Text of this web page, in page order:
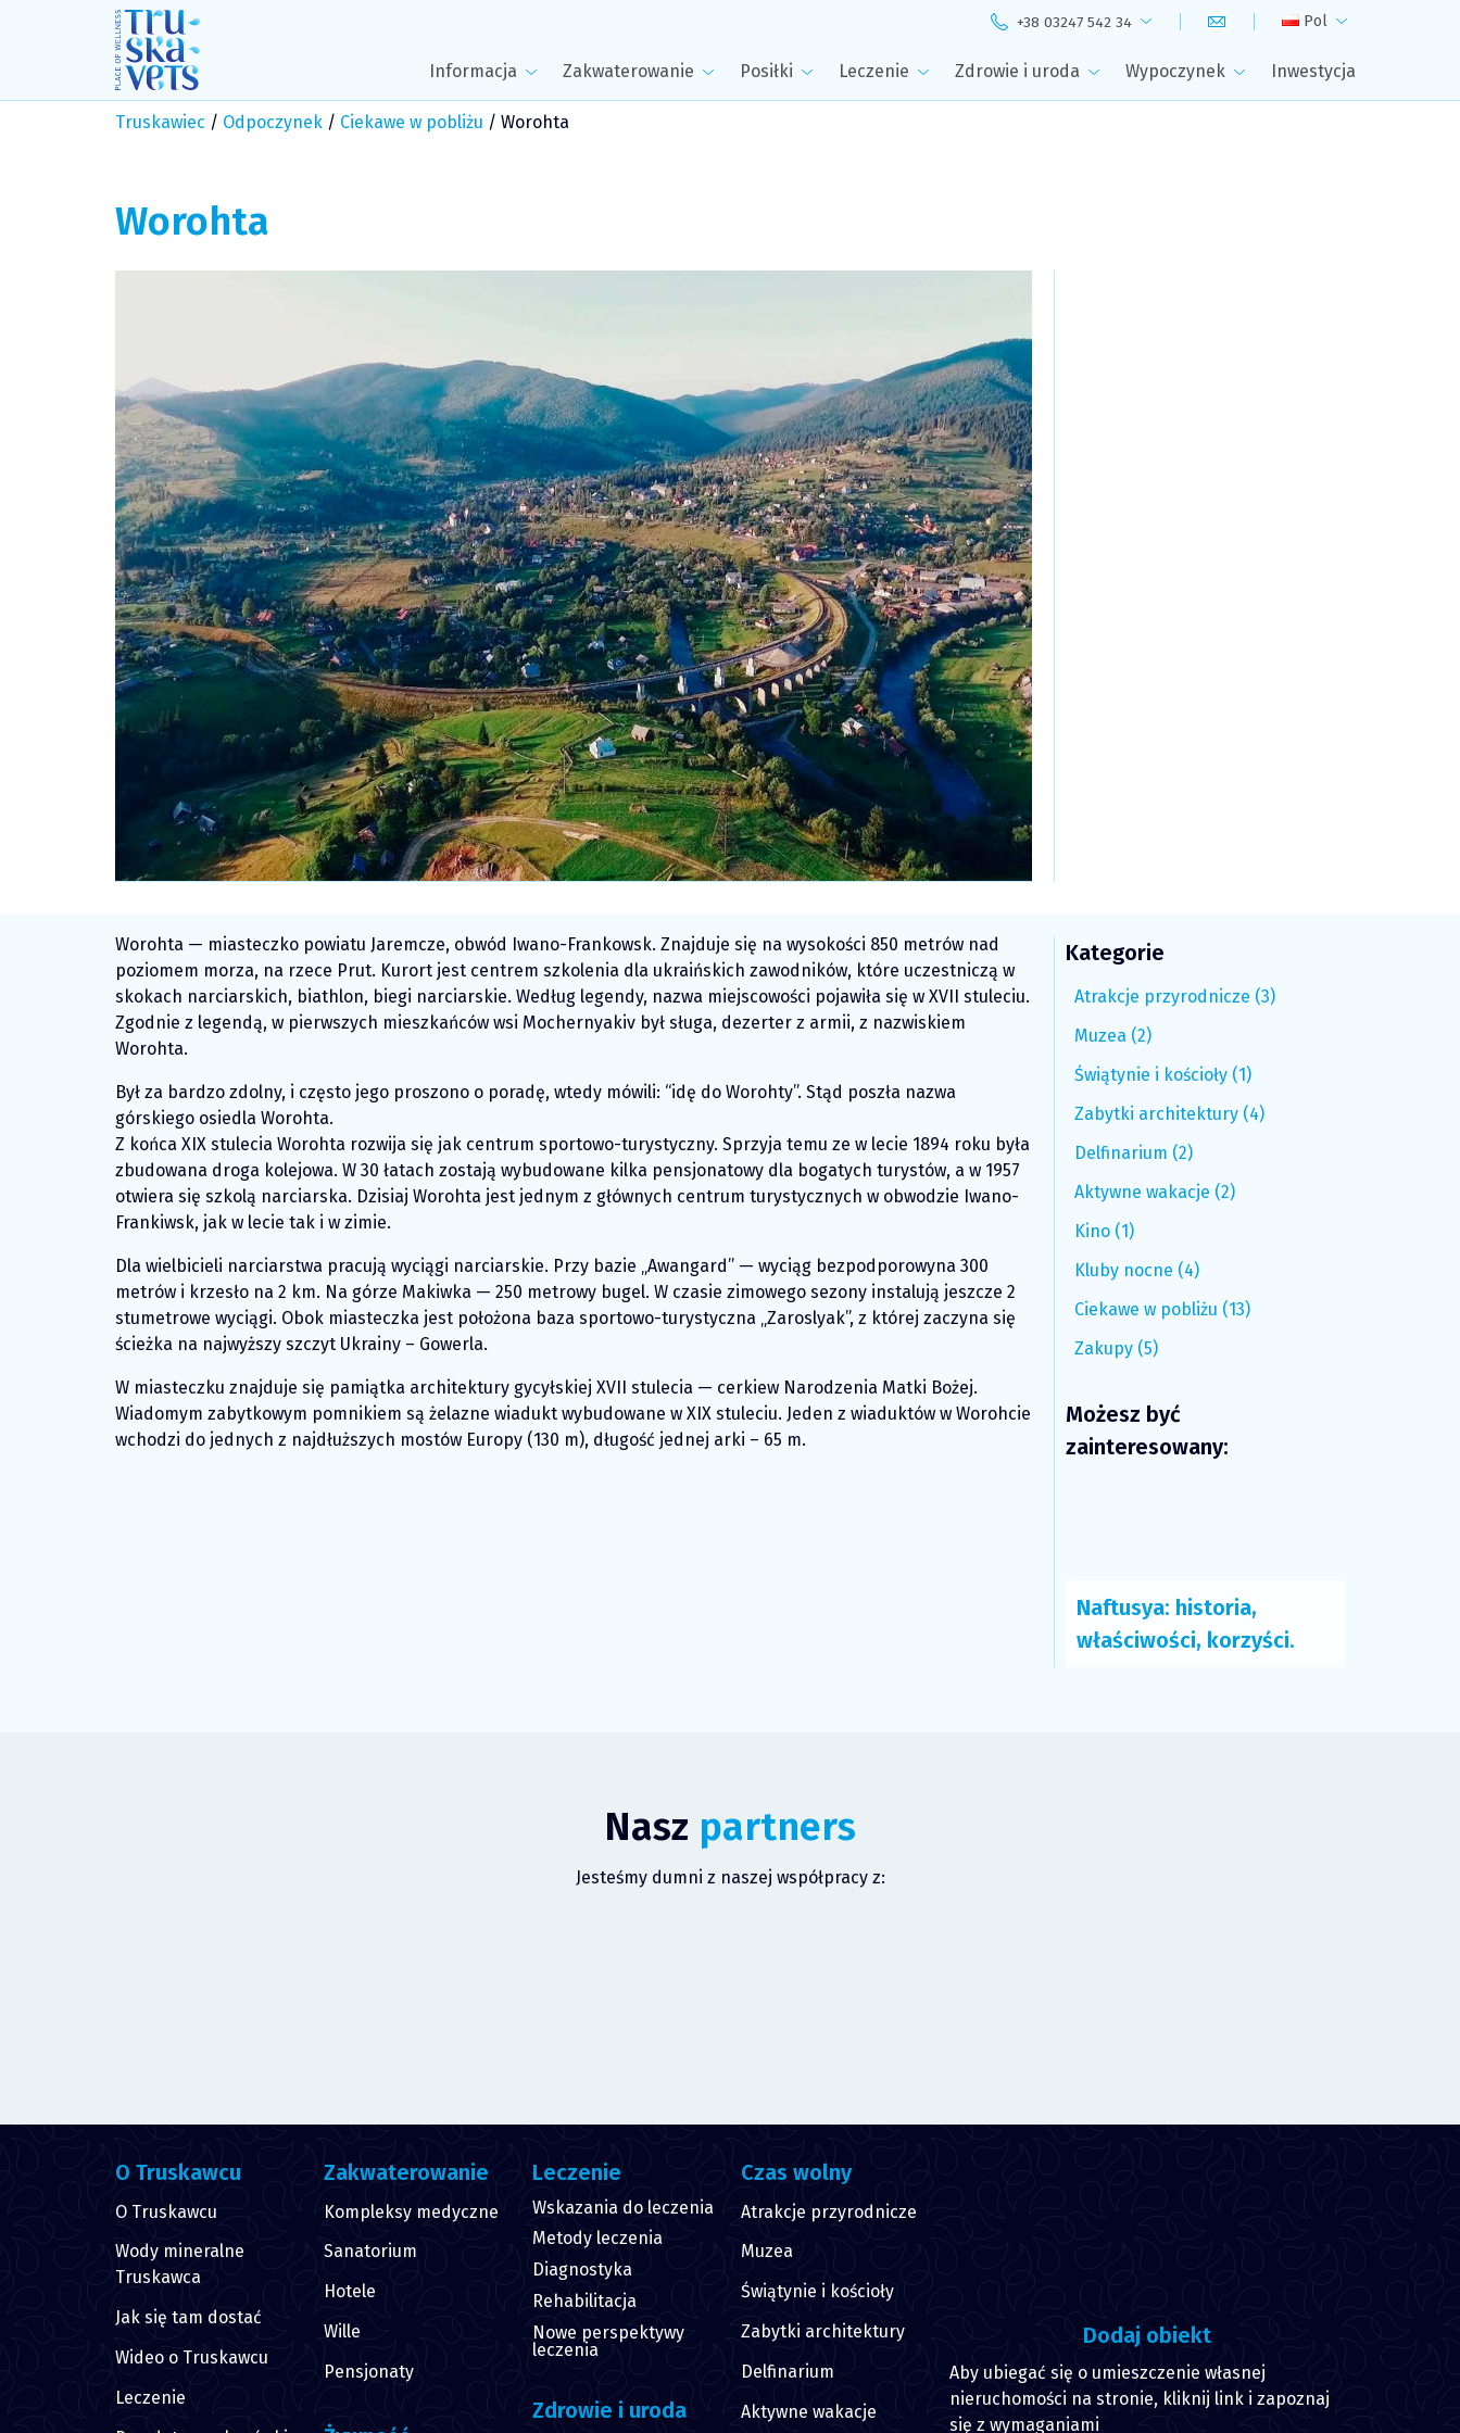
+38 03247 542 34 Pol
Informacja Zakwaterowanie Posiłki Leczenie Zdrowie i uroda Wypoczynek Inwestycja
Truskawiec / Odpoczynek / Ciekawe w pobliżu / Worohta
Worohta
Worohta — miasteczko powiatu Jaremcze, obwód Iwano-Frankowsk. Znajduje się na wysokości 850 metrów nad
poziomem morza, na rzece Prut. Kurort jest centrem szkolenia dla ukraińskich zawodników, które uczestniczą w
skokach narciarskich, biathlon, biegi narciarskie. Według legendy, nazwa miejscowości pojawiła się w XVII stuleciu.
Zgodnie z legendą, w pierwszych mieszkańców wsi Mochernyakiv był sługa, dezerter z armii, z nazwiskiem
Worohta.
Był za bardzo zdolny, i często jego proszono o poradę, wtedy mówili: “idę do Worohty”. Stąd poszła nazwa
górskiego osiedla Worohta.
Z końca ХІХ stulecia Worohta rozwija się jak centrum sportowo-turystyczny. Sprzyja temu ze w lecie 1894 roku była
zbudowana droga kolejowa. W 30 łatach zostają wybudowane kilka pensjonatowy dla bogatych turystów, a w 1957
otwiera się szkolą narciarska. Dzisiaj Worohta jest jednym z głównych centrum turystycznych w obwodzie Iwano-
Frankiwsk, jak w lecie tak i w zimie.
Dla wielbicieli narciarstwa pracują wyciągi narciarskie. Przy bazie „Awangard” — wyciąg bezpodporowyna 300
metrów i krzesło na 2 km. Na górze Makiwka — 250 metrowy bugel. W czasie zimowego sezony instalują jeszcze 2
stumetrowe wyciągi. Obok miasteczka jest położona baza sportowo-turystyczna „Zaroslyak”, z której zaczyna się
ścieżka na najwyższy szczyt Ukrainy – Gowerla.
W miasteczku znajduje się pamiątka architektury gycyłskiej XVII stulecia — cerkiew Narodzenia Matki Bożej.
Wiadomym zabytkowym pomnikiem są żelazne wiadukt wybudowane w XIX stuleciu. Jeden z wiaduktów w Worohcie
wchodzi do jednych z najdłuższych mostów Europy (130 m), długość jednej arki – 65 m.
Kategorie
Atrakcje przyrodnicze (3)
Muzea (2)
Świątynie i kościoły (1)
Zabytki architektury (4)
Delfinarium (2)
Aktywne wakacje (2)
Kino (1)
Kluby nocne (4)
Ciekawe w pobliżu (13)
Zakupy (5)
Możesz być
zainteresowany:
Naftusya: historia,
właściwości, korzyści.
Nasz partners
Jesteśmy dumni z naszej współpracy z:
O Truskawcu
O Truskawcu
Wody mineralne
Truskawca
Jak się tam dostać
Wideo o Truskawcu
Leczenie
Zakwaterowanie
Kompleksy medyczne
Sanatorium
Hotele
Wille
Pensjonaty
Leczenie
Wskazania do leczenia
Metody leczenia
Diagnostyka
Rehabilitacja
Nowe perspektywy
leczenia
Zdrowie i uroda
Czas wolny
Atrakcje przyrodnicze
Muzea
Świątynie i kościoły
Zabytki architektury
Delfinarium
Aktywne wakacje
Dodaj obiekt
Aby ubiegać się o umieszczenie własnej
nieruchomości na stronie, kliknij link i zapoznaj
się z wymaganiami